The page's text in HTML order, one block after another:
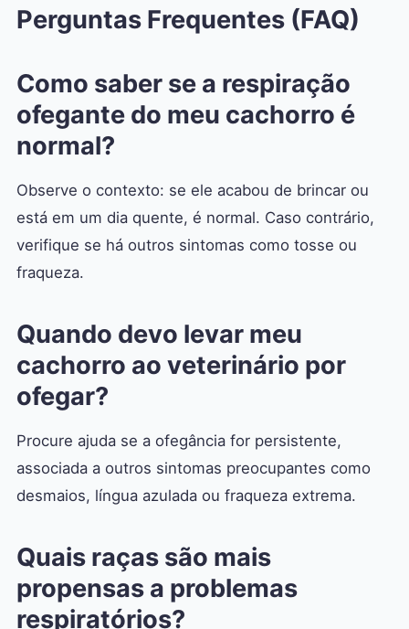
Perguntas Frequentes (FAQ)
Como saber se a respiração
ofegante do meu cachorro é
normal?
Observe o contexto: se ele acabou de brincar ou
está em um dia quente, é normal. Caso contrário,
verifique se há outros sintomas como tosse ou
fraqueza.
Quando devo levar meu
cachorro ao veterinário por
ofegar?
Procure ajuda se a ofegância for persistente,
associada a outros sintomas preocupantes como
desmaios, língua azulada ou fraqueza extrema.
Quais raças são mais
propensas a problemas
respiratórios?